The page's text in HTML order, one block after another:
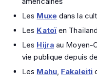
Les Muxe dans la
Les Katoïen
Les Hijraau Moyen-
vie publique depuis
Les Mahu, Fakaleiti